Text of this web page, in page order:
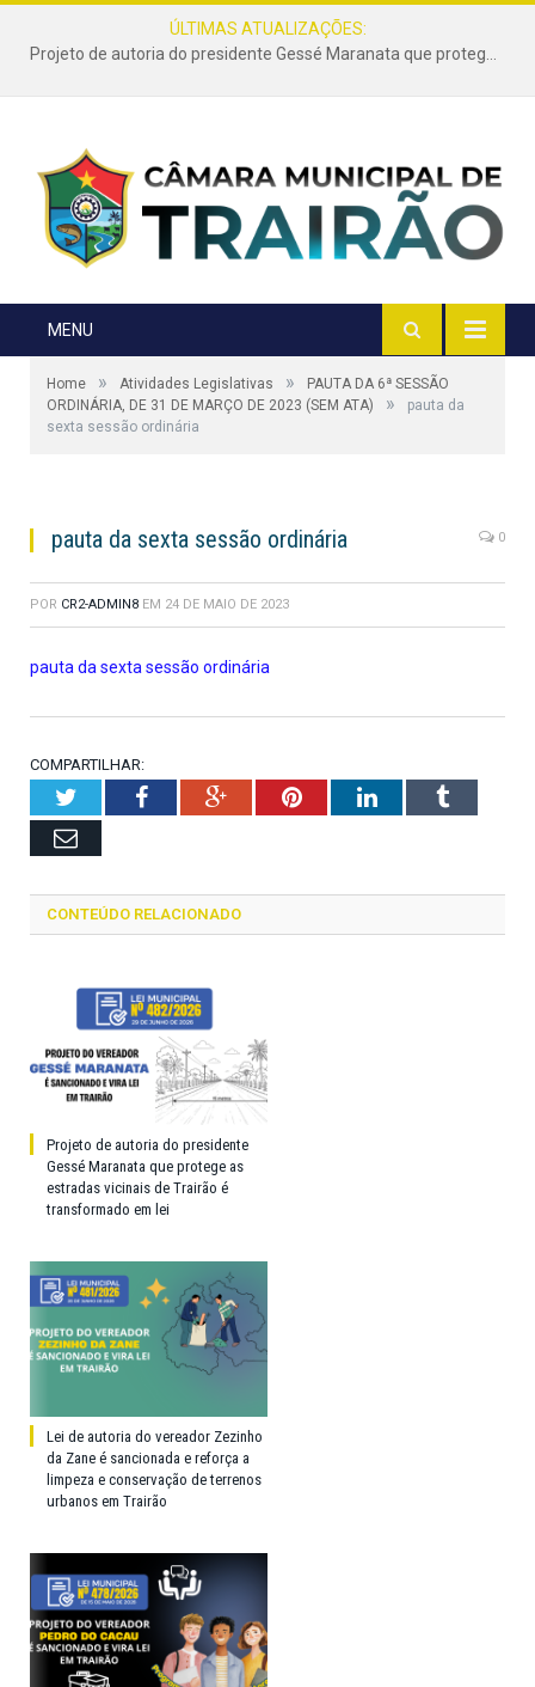
ÚLTIMAS ATUALIZAÇÕES:
Projeto de autoria do presidente Gessé Maranata que protege as estradas vicinais de Trairão é transformado em lei
MENU
Home » Atividades Legislativas »
PAUTA DA 6ª SESSÃO
ORDINÁRIA, DE 31 DE MARÇO DE 2023 (SEM ATA)
»
pauta da
sexta sessão ordinária
pauta da sexta sessão ordinária 0
POR CR2-ADMIN8 EM 24 DE MAIO DE 2023
pauta da sexta sessão ordinária
COMPARTILHAR:
TwitterFacebookGoogle+PinterestLinkedInTumblr
Email
CONTEÚDO RELACIONADO
Projeto de autoria do presidente
Gessé Maranata que protege as
estradas vicinais de Trairão é
transformado em lei
Lei de autoria do vereador Zezinho
da Zane é sancionada e reforça a
limpeza e conservação de terrenos
urbanos em Trairão